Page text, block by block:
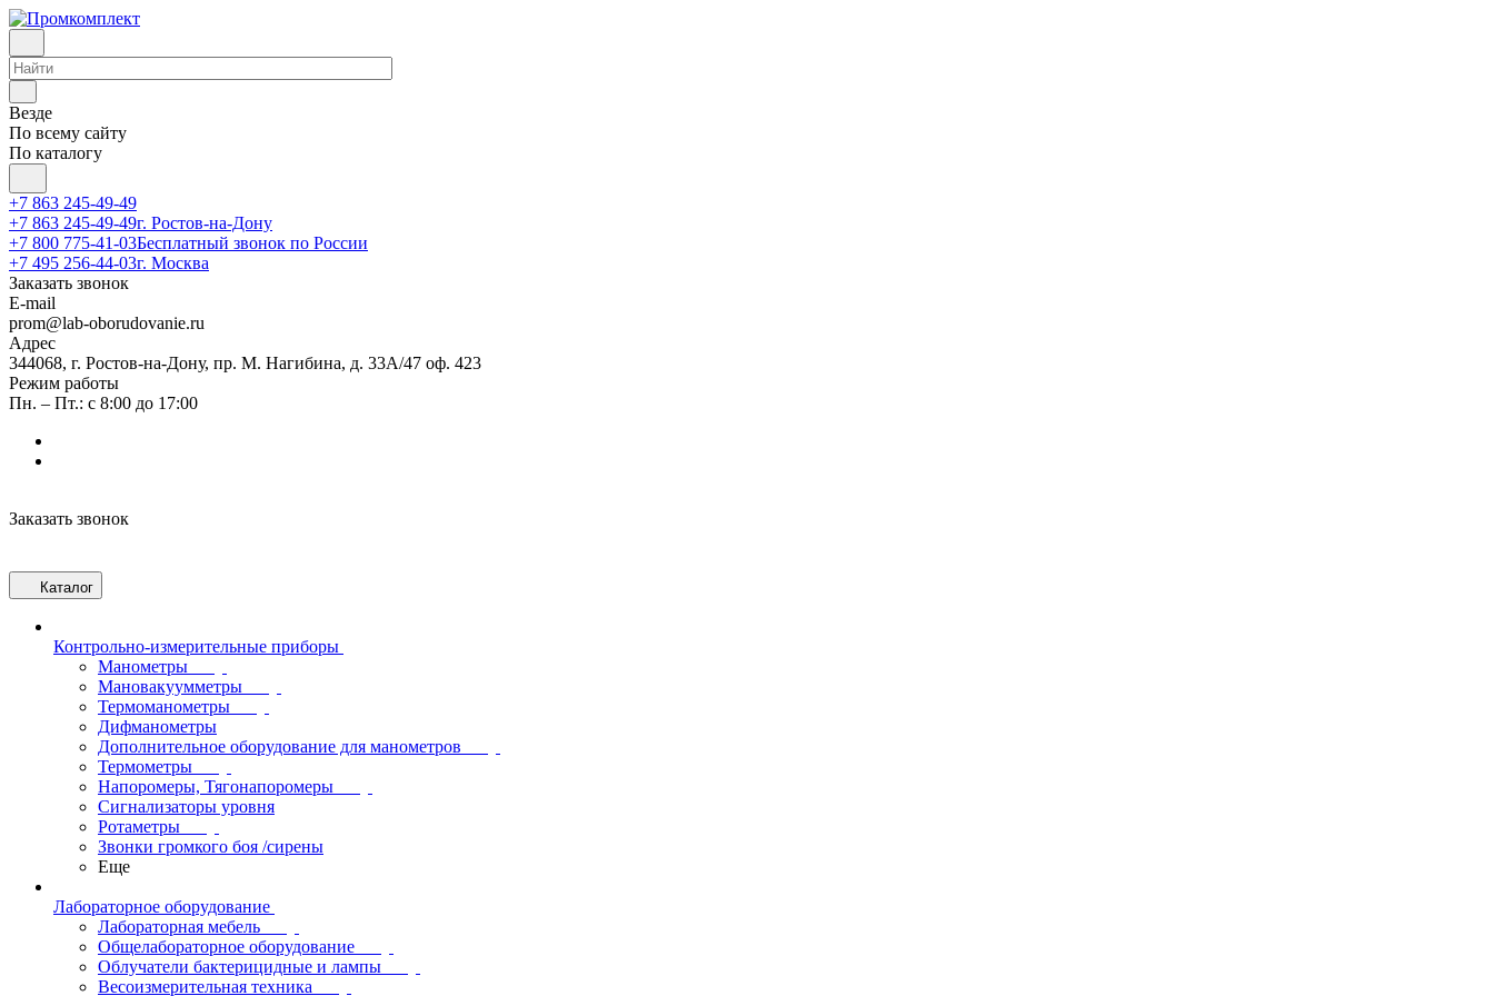
Везде
По всему сайту
По каталогу
+7 863 245-49-49
+7 863 245-49-49г. Ростов-на-Дону
+7 800 775-41-03Бесплатный звонок по России
+7 495 256-44-03г. Москва
Заказать звонок
E-mail
prom@lab-oborudovanie.ru
Адрес
344068, г. Ростов-на-Дону, пр. М. Нагибина, д. 33А/47 оф. 423
Режим работы
Пн. – Пт.: с 8:00 до 17:00
Заказать звонок
Каталог
Контрольно-измерительные приборы
Манометры
Мановакуумметры
Термоманометры
Дифманометры
Дополнительное оборудование для манометров
Термометры
Напоромеры, Тягонапоромеры
Сигнализаторы уровня
Ротаметры
Звонки громкого боя /сирены
Еще
Лабораторное оборудование
Лабораторная мебель
Общелабораторное оборудование
Облучатели бактерицидные и лампы
Весоизмерительная техника